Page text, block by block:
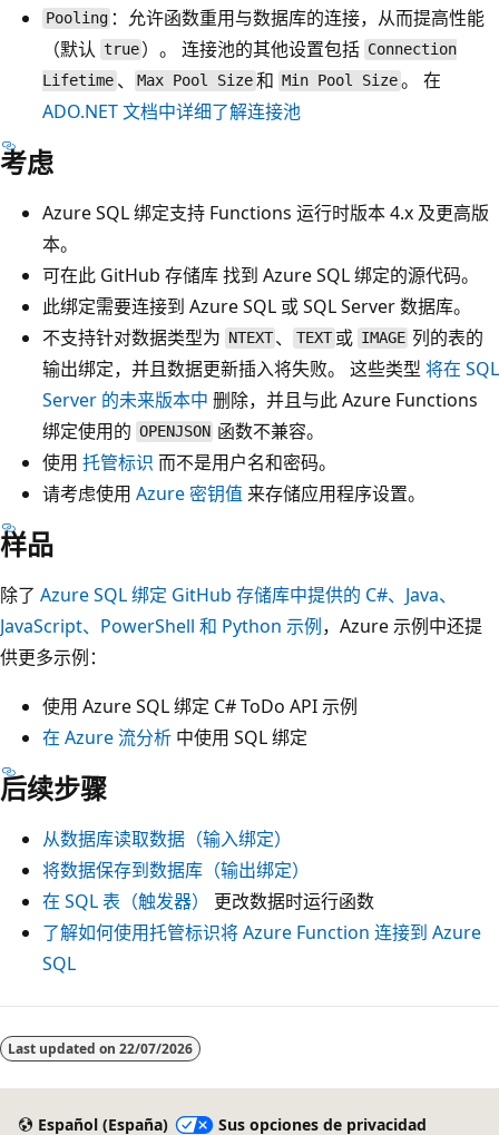
Pooling ：允许函数重用与数据库的连接，从而提高性能
（默认 true ）。 连接池的其他设置包括 Connection
Lifetime 、 Max Pool Size和 Min Pool Size。 在
ADO.NET 文档中详细了解连接池
考虑
Azure SQL 绑定支持 Functions 运行时版本 4.x 及更高版
本。
可在此 GitHub 存储库找到 Azure SQL 绑定的源代码。
此绑定需要连接到 Azure SQL 或 SQL Server 数据库。
不支持针对数据类型为 NTEXT 、TEXT或 IMAGE 列的表的
输出绑定，并且数据更新插入将失败。 这些类型 将在 SQL
Server 的未来版本中 删除，并且与此 Azure Functions
绑定使用的 OPENJSON 函数不兼容。
使用 托管标识 而不是用户名和密码。
请考虑使用 Azure 密钥值 来存储应用程序设置。
样品
除了 Azure SQL 绑定 GitHub 存储库中提供的 C#、Java、
JavaScript、PowerShell 和 Python 示例，Azure 示例中还提
供更多示例：
使用 Azure SQL 绑定 C# ToDo API 示例
在 Azure 流分析 中使用 SQL 绑定
后续步骤
从数据库读取数据（输入绑定）
将数据保存到数据库（输出绑定）
在 SQL 表（触发器）
更改数据时运行函数
了解如何使用托管标识将 Azure Function 连接到 Azure
SQL
Modo
deLast updated on 22/07/2026
Español (España) Sus opciones de privacidad